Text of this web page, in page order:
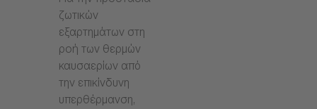
ζωτικών
εξαρτημάτων στη
ροή των θερμών
καυσαερίων από
την επικίνδυνη
υπερθέρμανση,